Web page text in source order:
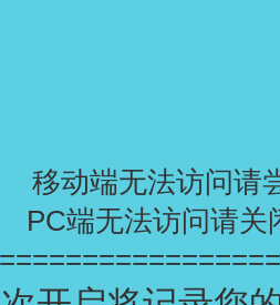
移动端无法访问请
PC端无法访问请关